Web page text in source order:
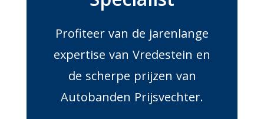
Profiteer van de jarenlange
expertise van Vredestein en
de scherpe prijzen van
Autobanden Prijsvechter.